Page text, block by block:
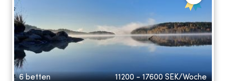
6 betten 11200 - 17600 SEK/Woche